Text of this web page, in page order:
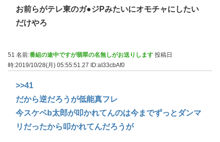
お前らがテレ東のガ●ジPみたいにオモチャにしたい
だけやろ
51 名前:番組の途中ですが翡翠の名無しがお送りします 投稿日
時:2019/10/28(月) 05:55:51.27
ID:aI33cbAf0
>>41
だから逆だろうが低能真フレ
今スケベb太郎が叩かれてんのは今までずっとダンマ
リだったから叩かれてんだろうが